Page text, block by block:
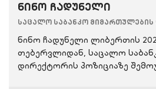
ნინო ჩადუნელი
საცალო საბანკო
ნინო ჩადუნელი ლიბერთის
თებერვლიდან, საცალო
დირექტორის პოზიციაზე